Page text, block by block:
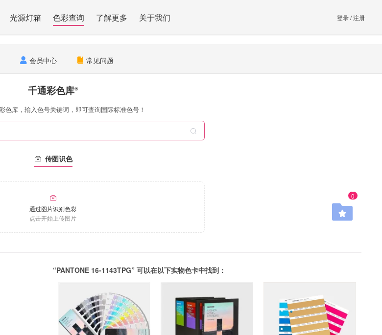
光源灯箱 色彩查询 了解更多 关于我们 登录/注册
会员中心 常见问题
0
千通彩色库®
色库，输入色号关键词，即可查询国际标准色号！
传图识色
通过图片识别色彩
点击开始上传图片
“PANTONE 16-1143TPG” 可以在以下实物色卡中找到：